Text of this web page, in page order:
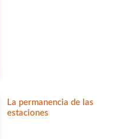
La permanencia de las
estaciones